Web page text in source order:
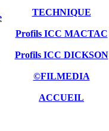
TECHNIQUE
Profils ICC MACTAC
Profils ICC DICKSON
©FILMEDIA
ACCUEIL